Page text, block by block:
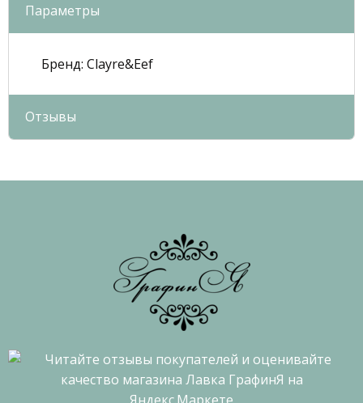
Параметры
Бренд: Clayre&Eef
Отзывы